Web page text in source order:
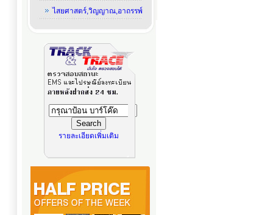
ไสยศาสตร์,วิญญาณ,อาถรรพ์
รายละเอียดเพิ่มเติม